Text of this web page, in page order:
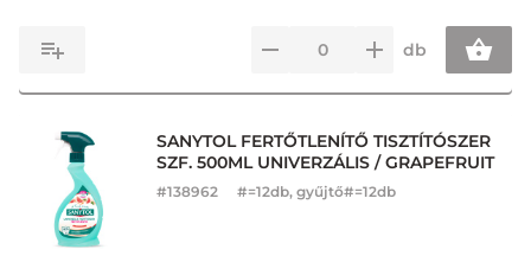
db
SANYTOL FERTŐTLENÍTŐ TISZTÍTÓSZER
SZF. 500ML UNIVERZÁLIS / GRAPEFRUIT
#138962 #=12db, gyűjtő#=12db